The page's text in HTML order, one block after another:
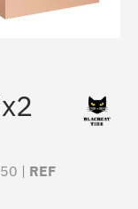
| REF